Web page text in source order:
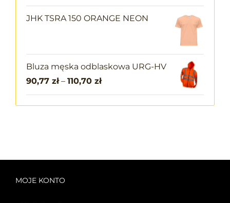
JHK TSRA 150 ORANGE NEON
Bluza męska odblaskowa URG-HV
90,77 zł– 110,70 zł
MOJE KONTO